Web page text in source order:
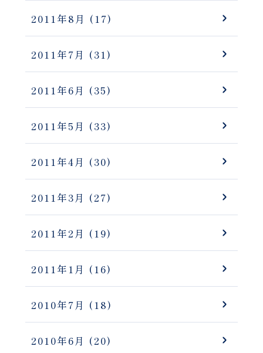
2011年8月 (17)
2011年7月 (31)
2011年6月 (35)
2011年5月 (33)
2011年4月 (30)
2011年3月 (27)
2011年2月 (19)
2011年1月 (16)
2010年7月 (18)
2010年6月 (20)